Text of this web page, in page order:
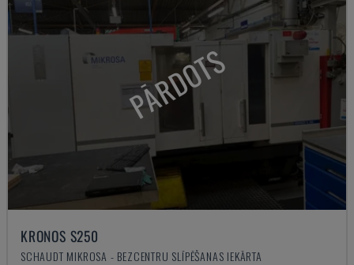
PĀRDOTS
KRONOS S250
SCHAUDT MIKROSA - BEZCENTRU SLĪPĒŠANAS IEKĀRTA